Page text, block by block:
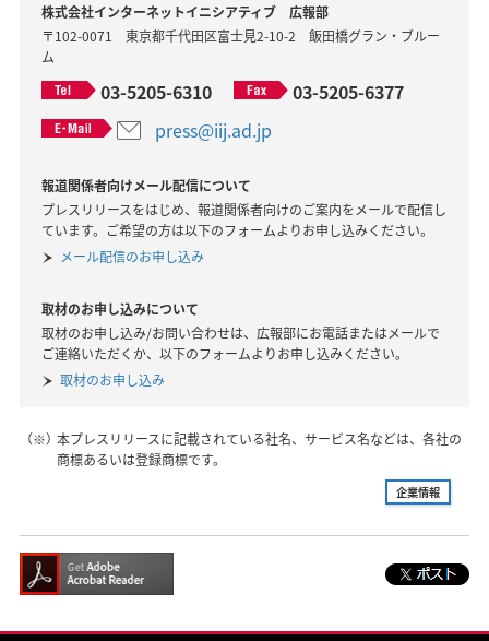
株式会社インターネットイニシアティブ 広報部
〒102-0071 東京都千代田区富士見2-10-2 飯田橋グラン・ブルー
ム
03-5205-6310
03-5205-6377
press@iij.ad.jp
報道関係者向けメール配信について
プレスリリースをはじめ、報道関係者向けのご案内をメールで配信し
ています。ご希望の方は以下のフォームよりお申し込みください。
メール配信のお申し込み
取材のお申し込みについて
取材のお申し込み/お問い合わせは、広報部にお電話またはメールで
ご連絡いただくか、以下のフォームよりお申し込みください。
取材のお申し込み
（※）本プレスリリースに記載されている社名、サービス名などは、各社の
商標あるいは登録商標です。
企業情報